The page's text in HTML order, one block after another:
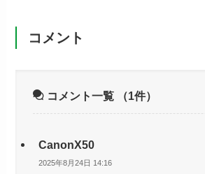
コメント
コメント一覧 （1件）
CanonX50
2025年8月24日 14:16